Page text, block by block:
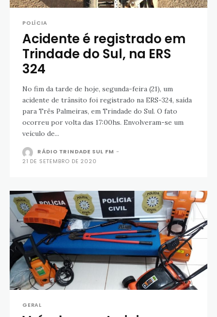
POLÍCIA
Acidente é registrado em
Trindade do Sul, na ERS
324
No fim da tarde de hoje, segunda-feira (21), um
acidente de trânsito foi registrado na ERS-324, saída
para Três Palmeiras, em Trindade do Sul. O fato
ocorreu por volta das 17:00hs. Envolveram-se um
veículo de...
RÁDIO TRINDADE SUL FM -
21 DE SETEMBRO DE 2020
GERAL